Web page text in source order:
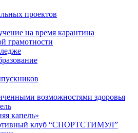
проектов
на время карантина
грамотности
возможностями здоровья
капель»
клуб “СПОРТСТИМУЛ”